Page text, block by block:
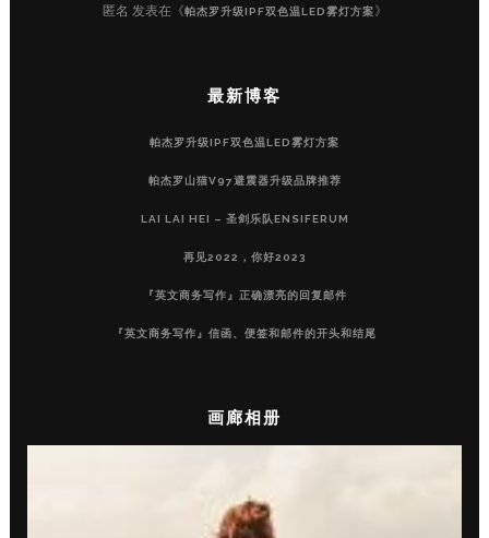
匿名 发表在《帕杰罗升级IPF双色温LED雾灯方案》
最新博客
帕杰罗升级IPF双色温LED雾灯方案
帕杰罗山猫V97避震器升级品牌推荐
LAI LAI HEI – 圣剑乐队ENSIFERUM
再见2022，你好2023
『英文商务写作』正确漂亮的回复邮件
『英文商务写作』信函、便签和邮件的开头和结尾
画廊相册